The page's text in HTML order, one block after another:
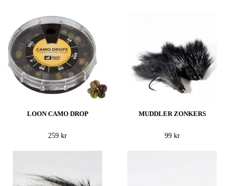
LOON CAMO DROP
259 kr
MUDDLER ZONKERS
99 kr